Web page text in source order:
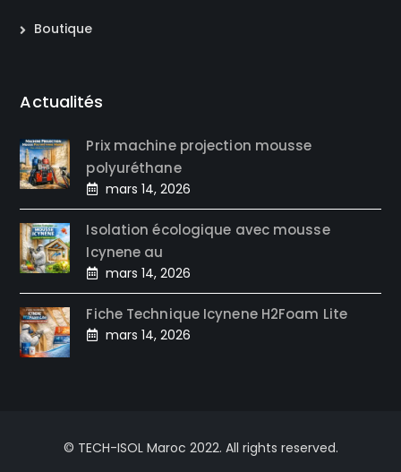
Boutique
Actualités
Prix machine projection mousse
polyuréthane
mars 14, 2026
Isolation écologique avec mousse
Icynene au
mars 14, 2026
Fiche Technique Icynene H2Foam Lite
mars 14, 2026
© TECH-ISOL Maroc 2022. All rights reserved.